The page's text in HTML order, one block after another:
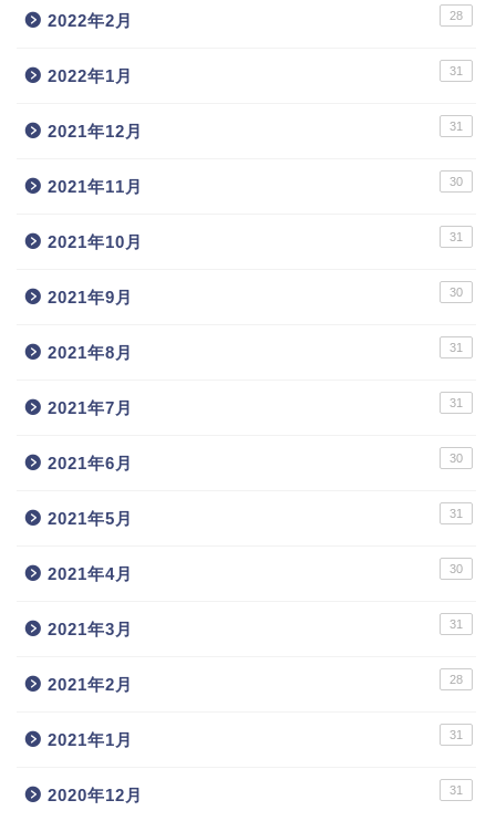
2022年2月 28
2022年1月 31
2021年12月 31
2021年11月 30
2021年10月 31
2021年9月 30
2021年8月 31
2021年7月 31
2021年6月 30
2021年5月 31
2021年4月 30
2021年3月 31
2021年2月 28
2021年1月 31
2020年12月 31